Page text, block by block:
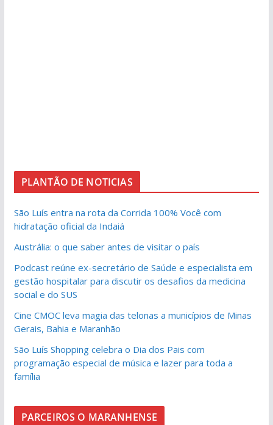
PLANTÃO DE NOTICIAS
São Luís entra na rota da Corrida 100% Você com
hidratação oficial da Indaiá
Austrália: o que saber antes de visitar o país
Podcast reúne ex-secretário de Saúde e especialista em
gestão hospitalar para discutir os desafios da medicina
social e do SUS
Cine CMOC leva magia das telonas a municípios de Minas
Gerais, Bahia e Maranhão
São Luís Shopping celebra o Dia dos Pais com
programação especial de música e lazer para toda a
família
PARCEIROS O MARANHENSE